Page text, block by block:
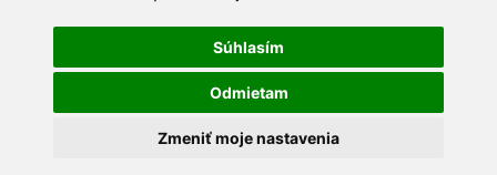
Súhlasím
Odmietam
Zmeniť moje nastavenia